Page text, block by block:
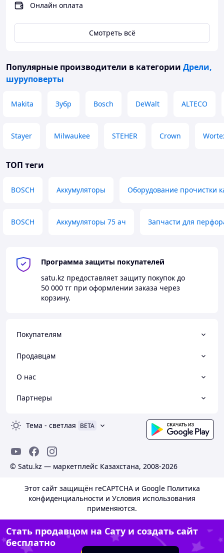
Онлайн оплата
Смотреть всё
Популярные производители в категории Дрели,
шуруповерты
Makita Зубр Bosch DeWalt ALTECO
Stayer Milwaukee STEHER Crown
ТОП теги
BOSCH Аккумуляторы Оборудование прочистки
BOSCH Аккумуляторы 75 ач Запчасти для
Программа защиты покупателей
satu.kz предоставляет защиту покупок до
50 000 тг при оформлении заказа через
корзину.
Покупателям
Продавцам
О нас
Партнеры
Тема - светлая BETA
© Satu.kz — маркетплейс Казахстана, 2008-2026
Этот сайт защищён reCAPTCHA и Google Политика
конфиденциальности и Условия использования
применяются.
Стать продавцом на Сату и создать сайт
бесплатно